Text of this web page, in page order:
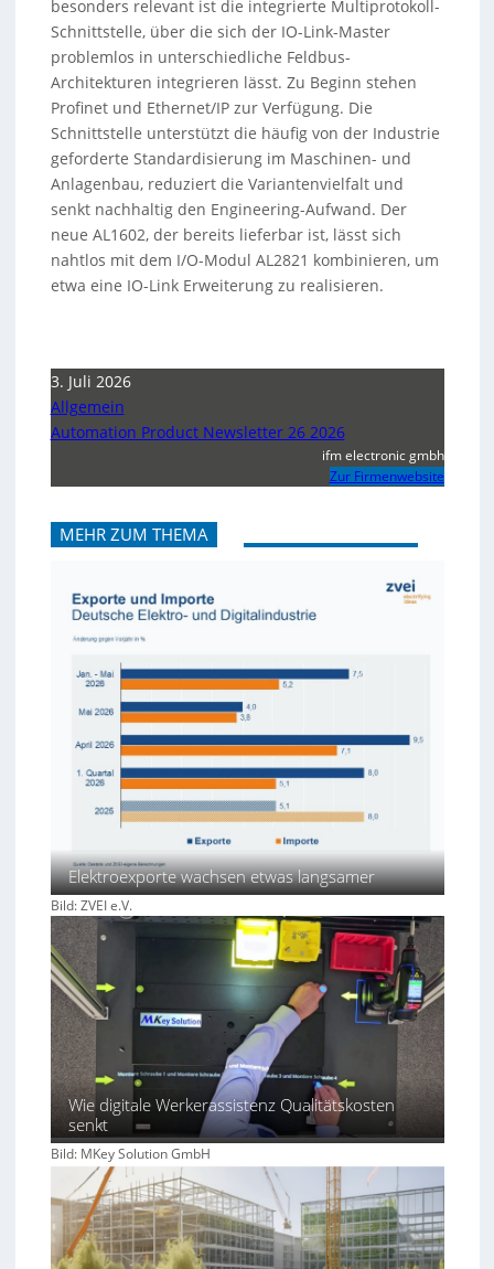
besonders relevant ist die integrierte Multiprotokoll-
Schnittstelle, über die sich der IO-Link-Master
problemlos in unterschiedliche Feldbus-
Architekturen integrieren lässt. Zu Beginn stehen
Profinet und Ethernet/IP zur Verfügung. Die
Schnittstelle unterstützt die häufig von der Industrie
geforderte Standardisierung im Maschinen- und
Anlagenbau, reduziert die Variantenvielfalt und
senkt nachhaltig den Engineering-Aufwand. Der
neue AL1602, der bereits lieferbar ist, lässt sich
nahtlos mit dem I/O-Modul AL2821 kombinieren, um
etwa eine IO-Link Erweiterung zu realisieren.
3. Juli 2026
Allgemein
Automation Product Newsletter 26 2026
ifm electronic gmbh
Zur Firmenwebsite
MEHR ZUM THEMA
Elektroexporte wachsen etwas langsamer
Bild: ZVEI e.V.
Wie digitale Werkerassistenz Qualitätskosten
senkt
Bild: MKey Solution GmbH